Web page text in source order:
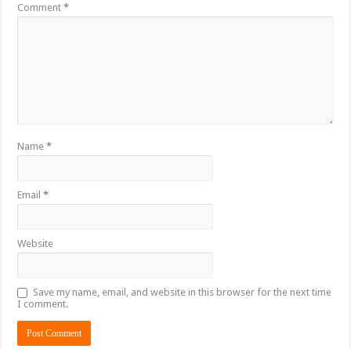
Comment*
Name*
Email*
Website
Save my name, email, and website in this browser for the next time
I comment.